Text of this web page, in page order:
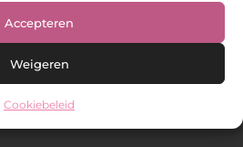
Accepteren
Weigeren
Cookiebeleid
spark.nl. All Right Reserved.